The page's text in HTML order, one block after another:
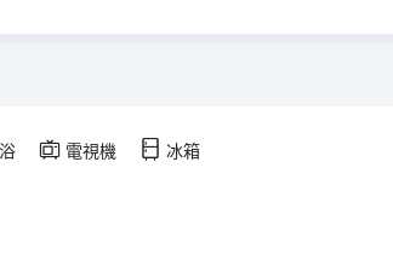
電視機 冰箱